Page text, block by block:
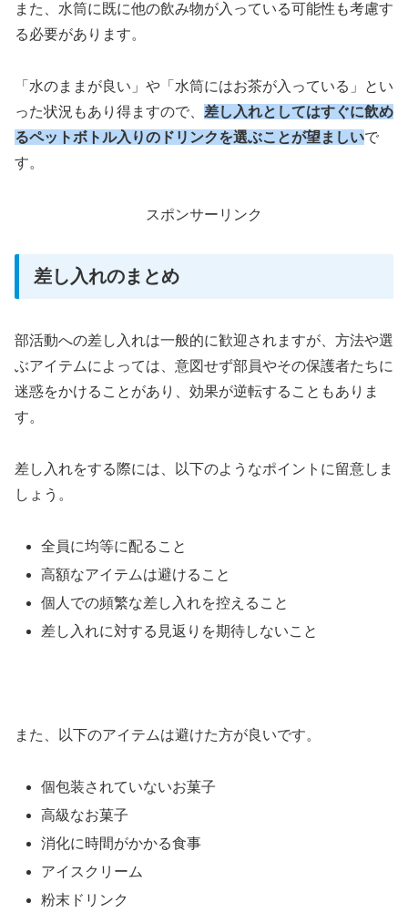
また、水筒に既に他の飲み物が入っている可能性も考慮す
る必要があります。
「水のままが良い」や「水筒にはお茶が入っている」とい
った状況もあり得ますので、 差し入れとしてはすぐに飲め
るペットボトル入りのドリンクを選ぶことが望ましいで
す。
スポンサーリンク
差し入れのまとめ
部活動への差し入れは一般的に歓迎されますが、方法や選
ぶアイテムによっては、意図せず部員やその保護者たちに
迷惑をかけることがあり、効果が逆転することもありま
す。
差し入れをする際には、以下のようなポイントに留意しま
しょう。
全員に均等に配ること
高額なアイテムは避けること
個人での頻繁な差し入れを控えること
差し入れに対する見返りを期待しないこと
また、以下のアイテムは避けた方が良いです。
個包装されていないお菓子
高級なお菓子
消化に時間がかかる食事
アイスクリーム
粉末ドリンク